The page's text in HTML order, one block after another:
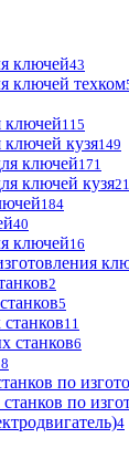
ключей43
ключей техком
ключей115
ключей кузя149
ключей171
ключей кузя21
184
40
ключей16
2
5
11
станков6
по
по
4